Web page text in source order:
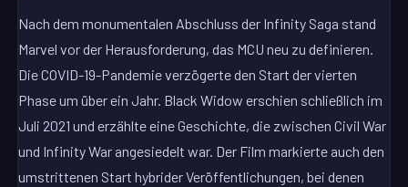
Nach dem monumentalen Abschluss der Infinity Saga stand
Marvel vor der Herausforderung, das MCU neu zu definieren.
Die COVID-19-Pandemie verzögerte den Start der vierten
Phase um über ein Jahr. Black Widow erschien schließlich im
Juli 2021 und erzählte eine Geschichte, die zwischen Civil War
und Infinity War angesiedelt war. Der Film markierte auch den
umstrittenen Start hybrider Veröffentlichungen, bei denen